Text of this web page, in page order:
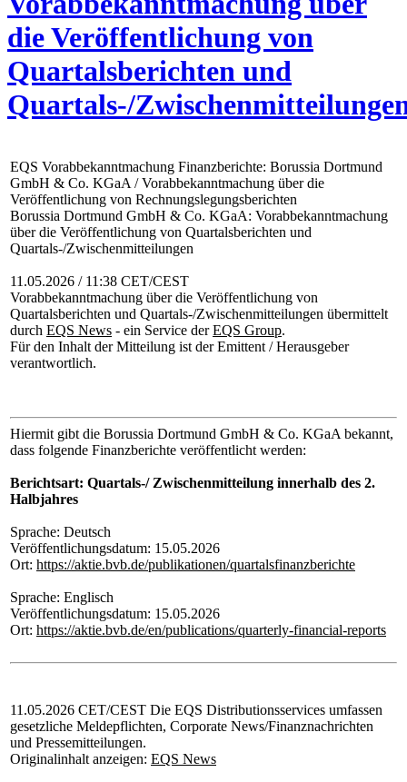
die Veröffentlichung von
Quartalsberichten und
Quartals-/
EQS Vorabbekanntmachung Finanzberichte: Borussia Dortmund
GmbH & Co. KGaA / Vorabbekanntmachung über die
Veröffentlichung von Rechnungslegungsberichten
Borussia Dortmund GmbH & Co. KGaA: Vorabbekanntmachung
über die Veröffentlichung von Quartalsberichten und
Quartals-/Zwischenmitteilungen
11.05.2026 / 11:38 CET/CEST
Vorabbekanntmachung über die Veröffentlichung von
Quartalsberichten und Quartals-/Zwischenmitteilungen übermittelt
durch EQS News - ein Service derEQS Group.
Für den Inhalt der Mitteilung ist der Emittent / Herausgeber
verantwortlich.
Hiermit gibt die Borussia Dortmund GmbH & Co. KGaA bekannt,
dass folgende Finanzberichte veröffentlicht werden:
Berichtsart: Quartals-/ Zwischenmitteilung innerhalb des 2.
Halbjahres
Sprache: Deutsch
Veröffentlichungsdatum: 15.05.2026
Ort: https://aktie.bvb.de/publikationen/quartalsfinanzberichte
Sprache: Englisch
Veröffentlichungsdatum: 15.05.2026
Ort: https://aktie.bvb.de/en/publications/quarterly-financial-reports
11.05.2026 CET/CEST Die EQS Distributionsservices umfassen
gesetzliche Meldepflichten, Corporate News/Finanznachrichten
und Pressemitteilungen.
Originalinhalt anzeigen: EQS News